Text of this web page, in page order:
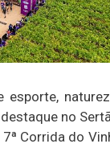
esporte,
no
Corrida do